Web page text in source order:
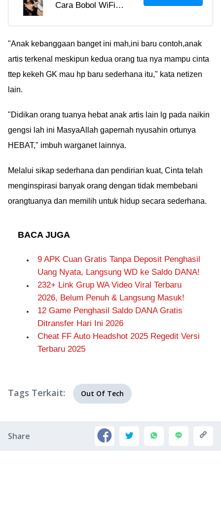
Voucher: Mengakses
Cara Bobol WiFi
Mudah!
"Anak kebanggaan banget ini mah,ini baru contoh,anak
artis terkenal meskipun kedua orang tua nya mampu cinta
ttep kekeh GK mau hp baru sederhana itu," kata netizen
lain.
"Didikan orang tuanya hebat anak artis lain lg pada naikin
gengsi lah ini MasyaAllah gapernah nyusahin ortunya
HEBAT," imbuh warganet lainnya.
Melalui sikap sederhana dan pendirian kuat, Cinta telah
menginspirasi banyak orang dengan tidak membebani
orangtuanya dan memilih untuk hidup secara sederhana.
BACA JUGA
9 APK Cuan Gratis Tanpa Deposit Penghasil
Uang Nyata, Langsung WD ke Saldo DANA!
232+ Link Grup WA Video Viral Terbaru
2026, Belum Penuh & Langsung Masuk!
12 Game Penghasil Saldo DANA Gratis
Ditransfer Hari Ini 2026
Cheat FF Auto Headshot 2025 Regedit Versi
Terbaru 2025
Tags Terkait: Out Of Tech
Share